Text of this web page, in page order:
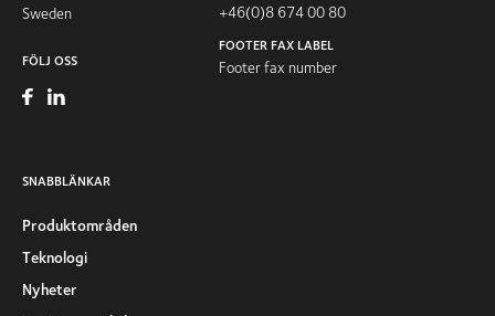
Sweden
FÖLJ OSS
+46(0)8 674 00 80
FOOTER FAX LABEL
Footer fax number
SNABBLÄNKAR
Produktområden
Teknologi
Nyheter